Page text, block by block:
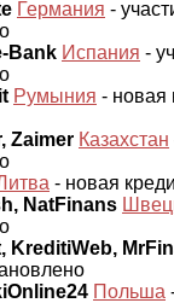
Германия -
Bank Испания -
Румыния - новая
Zaimer Казахстан
- новая
NatFinans
KreditiWeb,
Польша